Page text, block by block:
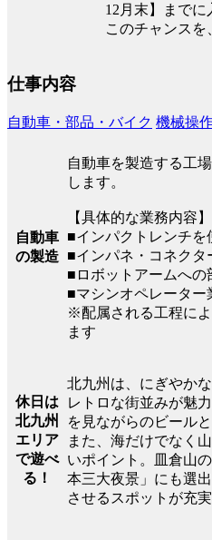
12月末】まで
このチャンスを
仕事内容
自動車・部品・バイク 機械操
自動車
の製造
自動車を製造する工
します。
【具体的な業務内容】
■インパクトレンチを
■インパネ・コネクタ
■ロボットアームへの
■マシンオペレーター
※配属される工程に
ます
休日は
北九州
エリア
で遊べ
る！
北九州は、にぎやか
レトロな街並みが魅
を見ながらのビール
また、海だけでなく
いポイント。皿倉山
本三大夜景」にも選
させるスポットが充